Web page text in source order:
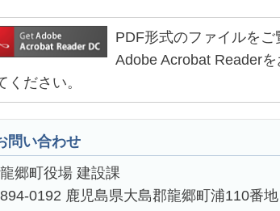
PDF形式のファイルをご
Adobe Acrobat Reader
ください。
問い合わせ
龍郷町役場 建設課
894-0192 鹿児島県大島郡龍郷町浦110番地